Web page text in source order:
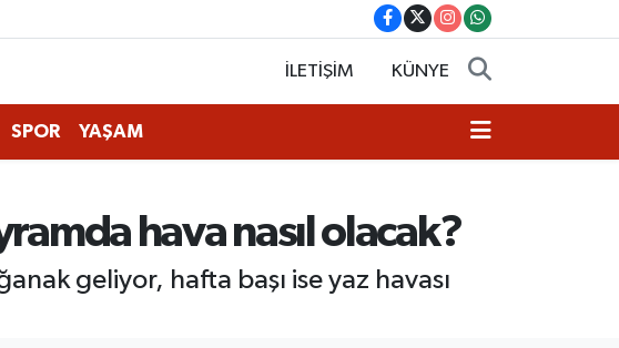
İLETİŞİM KÜNYE
SPOR YAŞAM
hava nasıl olacak?
geliyor, hafta başı ise yaz havası